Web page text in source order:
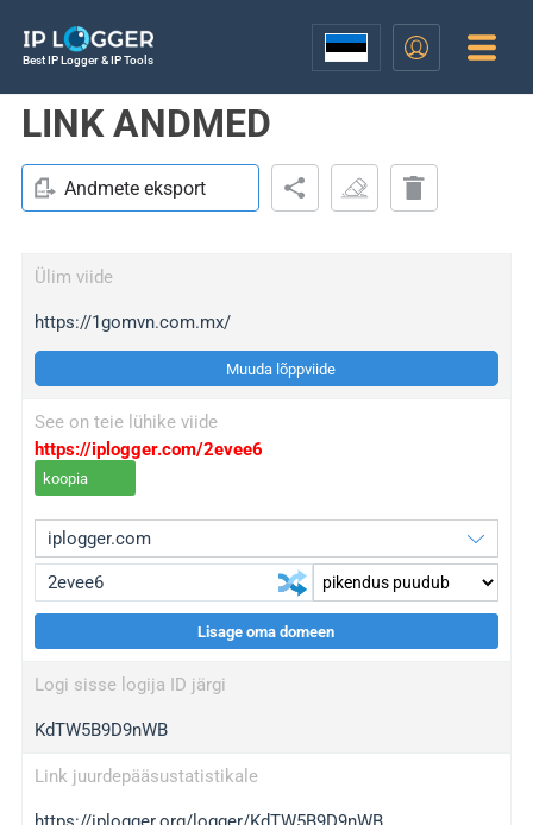
Best IP Logger & IP Tools
LINK ANDMED
Andmete eksport
Ülim viide
https://1gomvn.com.mx/
Muuda lõppviide
See on teie lühike viide
https://iplogger.com/2evee6
koopia
wl.gl
ed.tc
bc.ax
Lisage oma domeen
Logi sisse logija ID järgi
KdTW5B9D9nWB
Link juurdepääsustatistikale